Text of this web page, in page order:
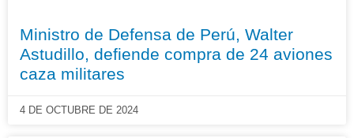
Ministro de Defensa de Perú, Walter
Astudillo, defiende compra de 24 aviones
caza militares
4 DE OCTUBRE DE 2024